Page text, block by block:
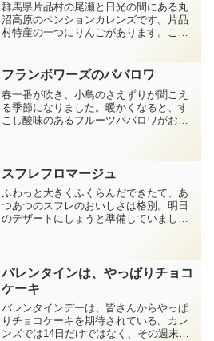
群馬県片品村の尾瀬と日光の間にある丸
沼高原のペンションカレンズです。片品
村特産の一つにりんごがあります。これ
ぐるりと鍋に並べて、バターと砂糖をこ
がしたキャラメル 味で煮...
フランボワーズのババロワ
春一番が吹き、小鳥のさえずりが聞こえ
る季節になりました。暖かくなると、す
こし酸味のあるフルーツババロワがおい
目来て頂いた方がたに、...
スフレフロマージュ
ふわっと大きくふくらんだできたて、あ
つあつのスフレのおいしさは格別。明日
のデザートにしょうと準備していました
合わせのフルーツを飾った...
バレンタインは、やっぱりチョコ
ケーキ
バレンタインデーは、皆さんからやっぱ
りチョコケーキを期待されている。カレ
ンズでは14日だけではなく、その週末の